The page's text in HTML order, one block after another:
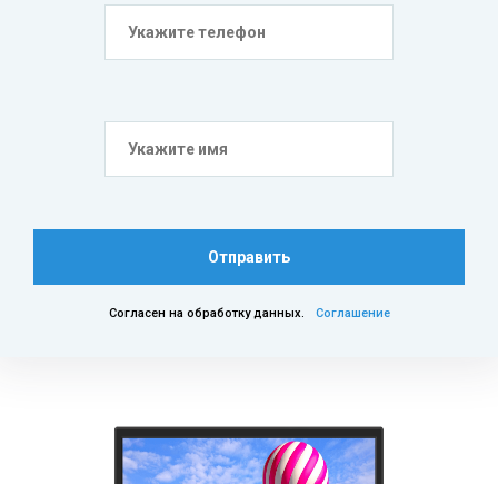
Отправить
Согласен на обработку данных. Соглашение